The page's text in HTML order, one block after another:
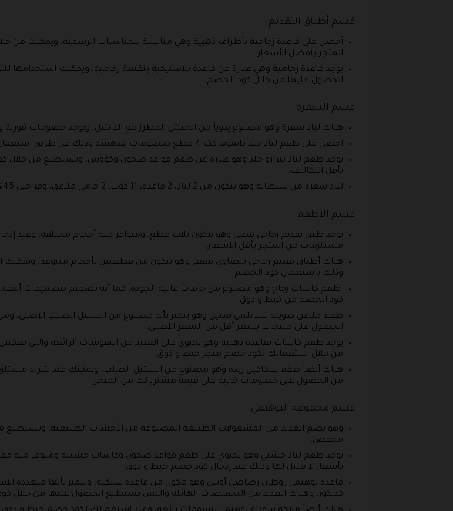
قسم أطباق التقديم
المتجر بأفضل الأسعار.
يوجد قاعدة رخامية وهي عبارة عن قاعدة بلاستيكية بنقشة رخامية، ويمكنك استخدامها
الحصول عليها من خلال كود الخصم .
قسم السفرة
هناك لباد سفرة وهو مصنوع يدوياً من الخيش المطرز مع الدانتيل، ويوجد خصومات
احصل على طقم لباد جلد دايموند كت 4 قطع بخصومات مدهشة وذلك عن طريق استعمال كود خصم خيط و ذوق عند الشراء.
يوجد طقم لباد تيرازو جلد وهو عبارة عن طقم قواعد صحون وكؤوس، وتستطيع من
بأقل التكاليف.
لباد سفرة من سلطانه وهو يتكون من 2 لباد، 2 قاعدة، 11 كوب، 2 حامل ملاعق، وفر حتى 45% من قيمة مشترياتك وذلك عند إدخالك لكود الخصم .
قسم الاطقم
يوجد طبق تقديم زجاجي فضي وهو مكون ثلاث قطع، ومتوافر منه أحجام مختلفة،
مستلزمات من المتجر بأقل الأسعار.
هناك أطباق تقديم زجاجي بيضاوي مقعر وهو يتكون من قطعتين بأحجام متنوعة،
وذلك باستعمال كود الخصم .
طقم كاسات زجاج وهو مصنوع من خامات عالية الجودة، كما أنه تصميم بتصميمات
كود الخصم من خيط و ذوق.
طقم ملاعق طويلة ستانلس ستيل وهو يتميز بأنه مصنوع من الستيل الصلب
الحصول على منتجات بسعر أقل من السعر الأصلي.
يوجد طقم كاسات بقاعدة ذهبية وهو يحتوي على العديد من النقوشات الرائعة والتي
من خلال استعمالك لكود خصم متجر خيط و ذوق.
هناك أيضاً طقم سكاكين زبدة وهو مصنوع من الستيل الصلب، ويمكنك عند شراء
من الحصول على خصومات خالية على قيمة مشترياتك من المتجر.
قسم مجموعة البوهيمي
وهو يضم العديد من المشغولات الطبيعة المصنوعة من الأخشاب الطبيعية،
مخفض.
يوجد طقم لباد خشبي وهو يحتوي على طقم قواعد صحون وكاسات خشبية ومتوفر منه
بأسعار لا مثيل لها وذلك عند إدخال كود خصم خيط و ذوق.
قاعدة بوهيمي روطان رصاصي أوبني وهو مكون من قاعدة شبكية، وتتميز بأنها متعددة
كديكور، وهناك العديد من التخفيضات الهائلة والتس تستطيع الحصول عليها من خلال